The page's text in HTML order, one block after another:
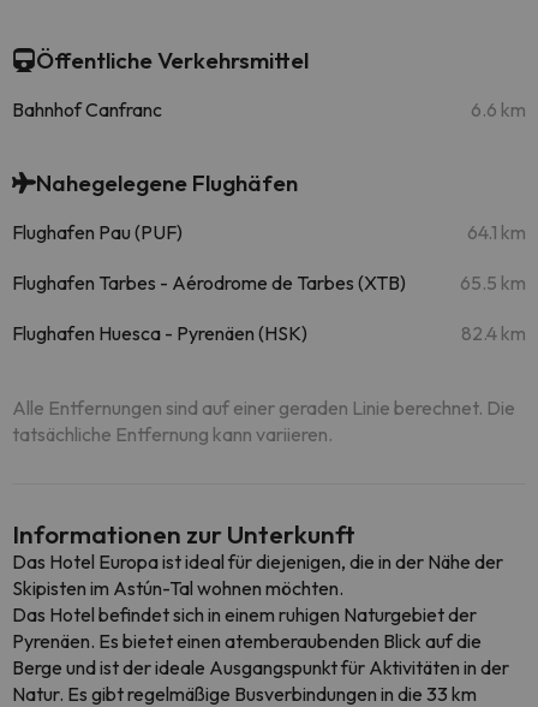
Öffentliche Verkehrsmittel
Bahnhof Canfranc 6.6 km
Nahegelegene Flughäfen
Flughafen Pau (PUF) 64.1 km
Flughafen Tarbes - Aérodrome de Tarbes (XTB) 65.5 km
Flughafen Huesca - Pyrenäen (HSK) 82.4 km
Alle Entfernungen sind auf einer geraden Linie berechnet. Die
tatsächliche Entfernung kann variieren.
Informationen zur Unterkunft
Das Hotel Europa ist ideal für diejenigen, die in der Nähe der
Skipisten im Astún-Tal wohnen möchten.
Das Hotel befindet sich in einem ruhigen Naturgebiet der
Pyrenäen. Es bietet einen atemberaubenden Blick auf die
Berge und ist der ideale Ausgangspunkt für Aktivitäten in der
Natur. Es gibt regelmäßige Busverbindungen in die 33 km